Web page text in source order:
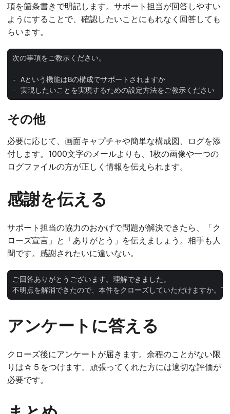
項を箇条書きで明記します。サポート担当が回答しやすい
ようにすることで、確認したいことにもれなく回答しても
らいます。
- 実現したいことを実現するための設定方法をご教示ください
その他
必要に応じて、画面キャプチャや簡単な構成図、ログを添
付します。1000文字のメールよりも、1枚の画像や一つの
ログファイルの方が正しく情報を伝えられます。
感謝を伝える
サポート担当の協力のおかげで問題が解決できたら、「ク
ローズ宣言」と「ありがとう」を伝えましょう。相手も人
間です。感謝されたいに違いない。
不明点を解消できたので、本件をクローズしていただけますか。
アンケートに答える
クローズ後にアンケートが届きます。余程のことがない限
りは☆５をつけます。頑張ってくれた方には適切な評価が
必要です。